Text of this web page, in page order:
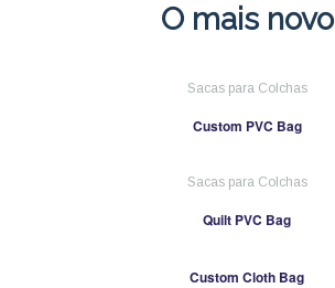
O mais novo
Sacas para Colchas
Custom PVC Bag
Sacas para Colchas
Quilt PVC Bag
Custom Cloth Bag